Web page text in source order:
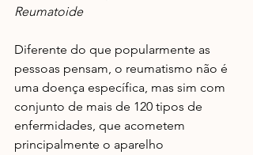
Reumatoide
Diferente do que popularmente as
pessoas pensam, o reumatismo não é
uma doença específica, mas sim com
conjunto de mais de 120 tipos de
enfermidades, que acometem
principalmente o aparelho